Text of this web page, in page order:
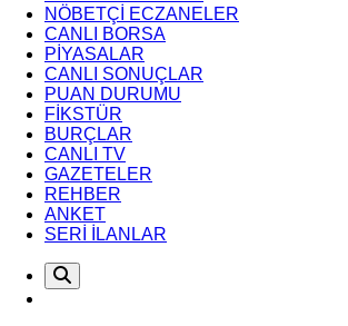
NÖBETÇİ ECZANELER
CANLI BORSA
PİYASALAR
CANLI SONUÇLAR
PUAN DURUMU
FİKSTÜR
BURÇLAR
CANLI TV
GAZETELER
REHBER
ANKET
SERİ İLANLAR